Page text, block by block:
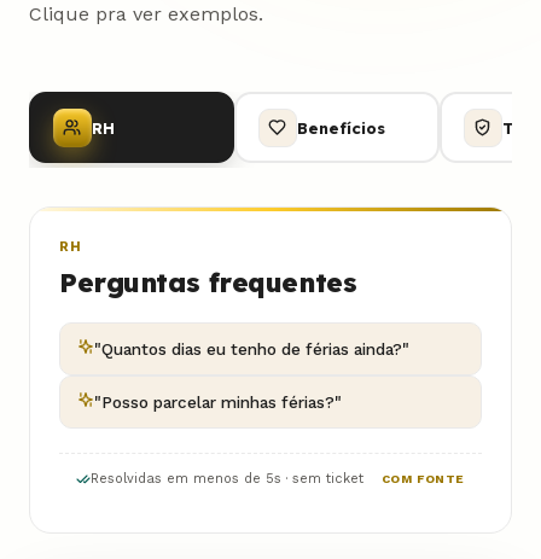
Clique pra ver exemplos.
RH Benefícios TI ·
RH
Perguntas frequentes
"Quantos dias eu tenho de férias ainda?"
"Posso parcelar minhas férias?"
Resolvidas em menos de 5s · sem ticket COM FONTE